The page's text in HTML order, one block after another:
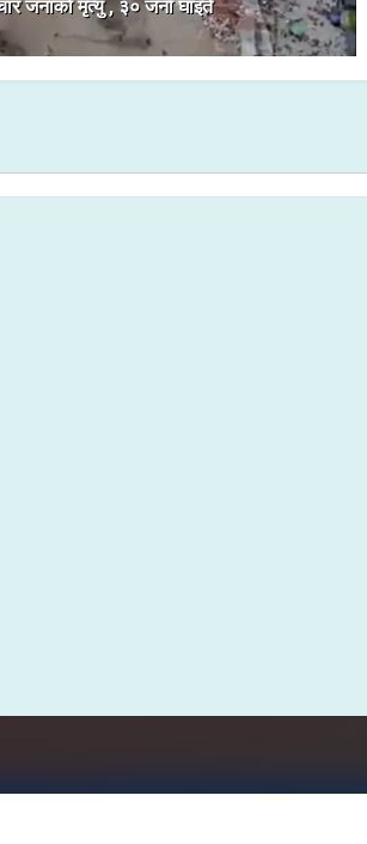
जनाको मृत्यु , ३० जना घाइते